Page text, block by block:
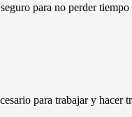
para no perder
para trabajar y hacer